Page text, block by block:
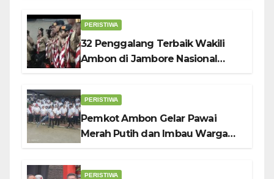
PERISTIWA
32 Penggalang Terbaik Wakili
Ambon di Jambore Nasional
PERISTIWA
Pemkot Ambon Gelar Pawai
Merah Putih dan Imbau Warga
PERISTIWA